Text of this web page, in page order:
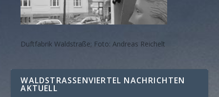
Duftfabrik Waldstraße; Foto: Andreas Reichelt
WALDSTRASSENVIERTEL NACHRICHTEN A
KTUELL